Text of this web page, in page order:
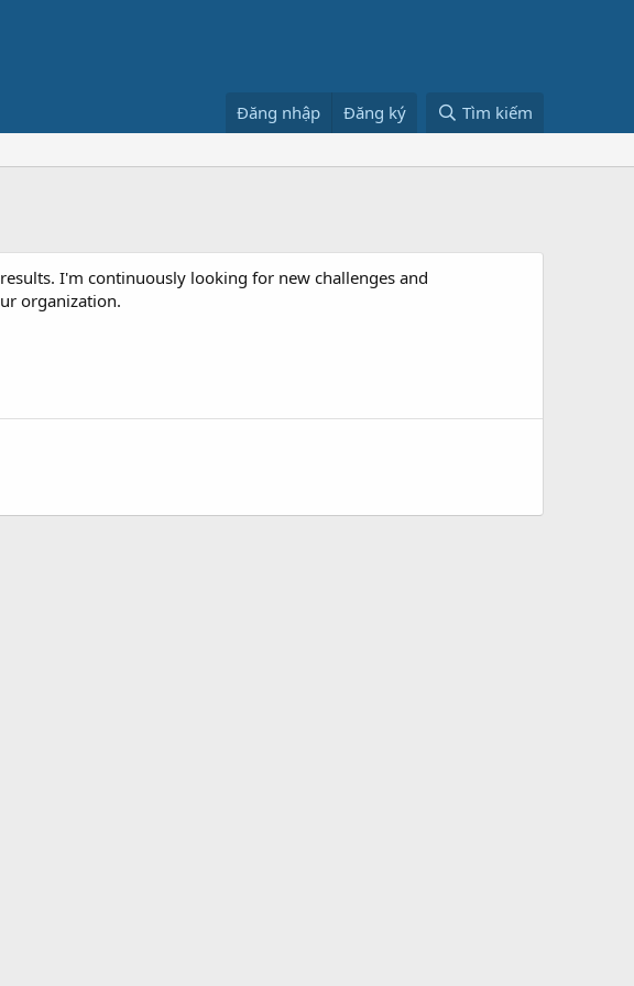
Đăng nhập Đăng ký Tìm kiếm
I'm continuously looking for new challenges and
organization.